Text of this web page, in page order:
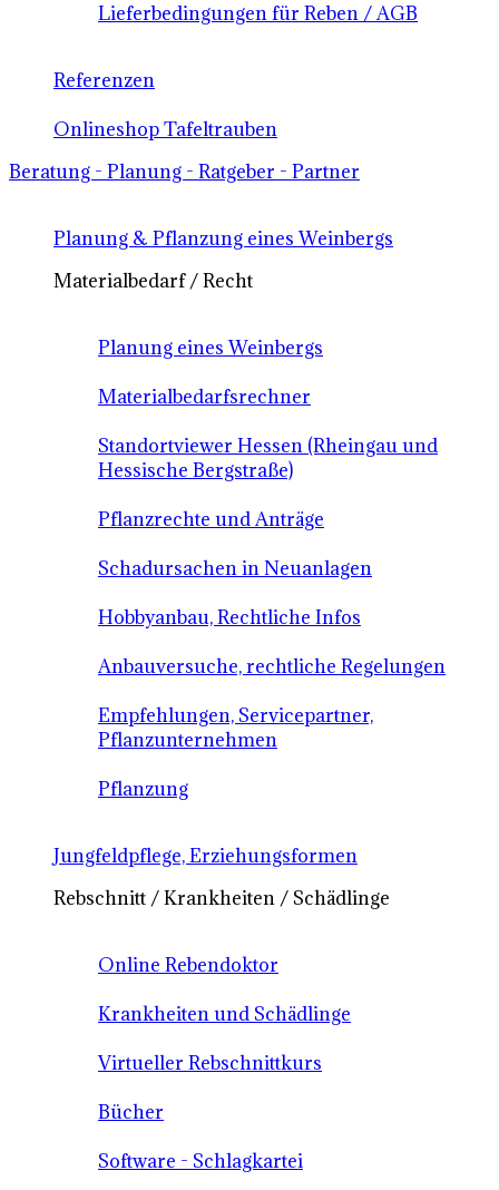
Lieferbedingungen für Reben / AGB
Referenzen
Onlineshop Tafeltrauben
Beratung - Planung - Ratgeber - Partner
Planung & Pflanzung eines Weinbergs
Materialbedarf / Recht
Planung eines Weinbergs
Materialbedarfsrechner
Standortviewer Hessen (Rheingau und
Hessische Bergstraße)
Pflanzrechte und Anträge
Schadursachen in Neuanlagen
Hobbyanbau, Rechtliche Infos
Anbauversuche, rechtliche Regelungen
Empfehlungen, Servicepartner,
Pflanzunternehmen
Pflanzung
Jungfeldpflege, Erziehungsformen
Rebschnitt / Krankheiten / Schädlinge
Online Rebendoktor
Krankheiten und Schädlinge
Virtueller Rebschnittkurs
Bücher
Software - Schlagkartei